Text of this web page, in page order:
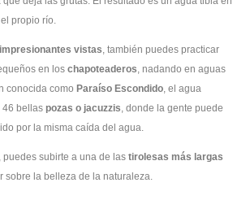
propio río.
impresionantes vistas, también puedes practicar
en los chapoteaderos, nadando en aguas
conocida como Paraíso Escondido, el agua
46 bellas pozas o jacuzzis, donde la gente puede
por la misma caída del agua.
puedes subirte a una de las tirolesas más largas
sobre la belleza de la naturaleza.